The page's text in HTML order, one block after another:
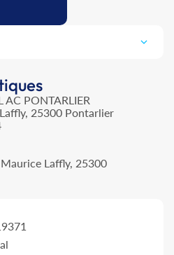
AC PONTARLIER
25300 Pontarlier
Laffly, 25300